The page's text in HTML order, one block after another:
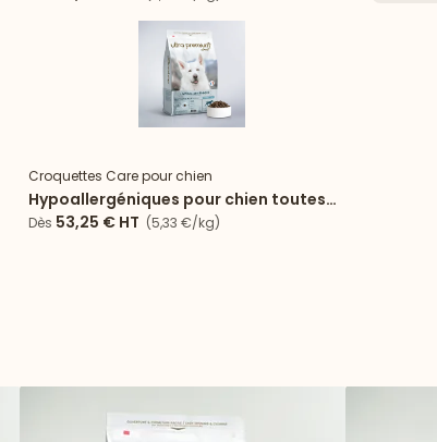
Croquettes Care pour chien
Hypoallergéniques pour chien toutes
tailles au poisson
Dès 53,25 € HT (5,33 €/kg)